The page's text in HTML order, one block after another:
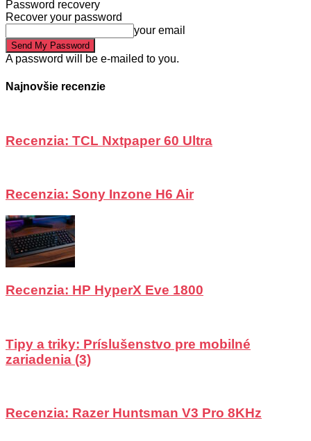
Password recovery
Recover your password
your email
A password will be e-mailed to you.
Najnovšie recenzie
Recenzia: TCL Nxtpaper 60 Ultra
Recenzia: Sony Inzone H6 Air
Recenzia: HP HyperX Eve 1800
Tipy a triky: Príslušenstvo pre mobilné
zariadenia (3)
Recenzia: Razer Huntsman V3 Pro 8KHz